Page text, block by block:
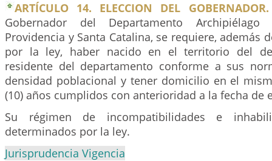
ARTÍCULO 14. ELECCION DEL GOBERNADOR.
Gobernador del Departamento
Providencia y Santa Catalina, se requiere, además
por la ley, haber nacido en el territorio del
residente del departamento conforme a sus
densidad poblacional y tener domicilio en el
(10) años cumplidos con anterioridad a la fecha de
Su régimen de incompatibilidades e
determinados por la ley.
Jurisprudencia Vigencia